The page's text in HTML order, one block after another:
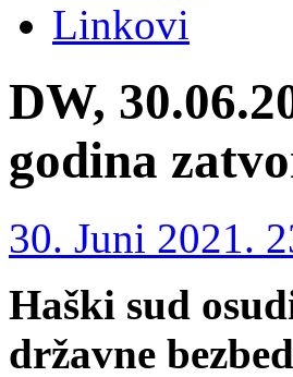
Linkovi
DW,
godina
30. Juni 2021.
Haški sud
državne